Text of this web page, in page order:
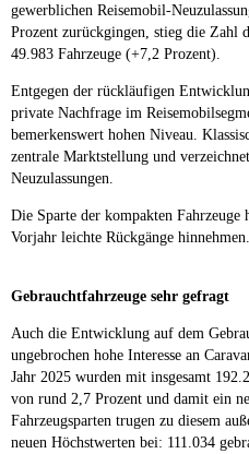
gewerblichen Reisemobil-
Prozent zurückgingen, stieg die Zahl
49.983 Fahrzeuge (+7,2 Prozent).
Entgegen der rückläufigen
private Nachfrage im
bemerkenswert hohen Niveau.
zentrale Marktstellung und
Neuzulassungen.
Die Sparte der kompakten Fahrzeuge
Vorjahr leichte Rückgänge hinnehmen.
Gebrauchtfahrzeuge sehr gefragt
Auch die Entwicklung auf dem
ungebrochen hohe Interesse an
Jahr 2025 wurden mit insgesamt
von rund 2,7 Prozent und damit ein
Fahrzeugsparten trugen zu diesem
neuen Höchstwerten bei: 111.034